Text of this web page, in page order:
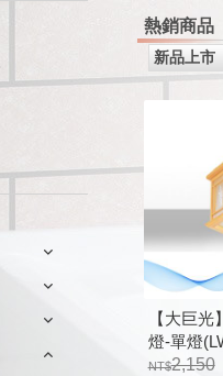
熱銷商品
【大巨
燈-單燈
2,150